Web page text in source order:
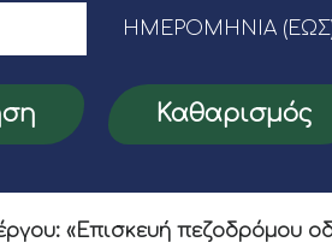
ΗΜΕΡΟΜΗΝΊΑ
Καθαρισμός
«Επισκευή πεζοδρόμου